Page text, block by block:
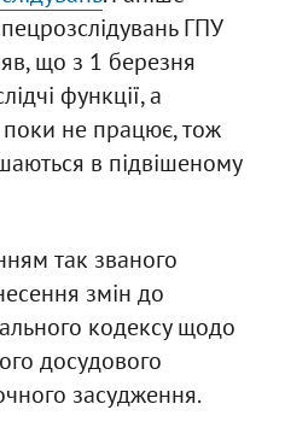
ГПУ
що з 1 березня
функції, а
не працює, тож
в підвішеному
так званого
змін до
кодексу щодо
досудового
засудження.